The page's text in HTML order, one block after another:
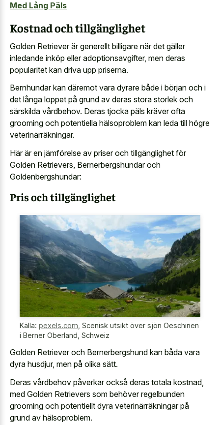
Med Lång Päls
Kostnad och tillgänglighet
Golden Retriever är generellt billigare när det gäller
inledande inköp eller adoptionsavgifter, men deras
popularitet kan driva upp priserna.
Bernhundar kan däremot vara dyrare både i början och i
det långa loppet på grund av deras stora storlek och
särskilda vårdbehov. Deras tjocka päls kräver ofta
grooming och potentiella hälsoproblem kan leda till högre
veterinärräkningar.
Här är en jämförelse av priser och tillgänglighet för
Golden Retrievers, Bernerbergshundar och
Goldenbergshundar:
Pris och tillgänglighet
Källa: pexels.com Scenisk utsikt över sjön Oeschinen
i Berner Oberland, Schweiz
Golden Retriever och Bernerbergshund kan båda vara
dyra husdjur, men på olika sätt.
Deras vårdbehov påverkar också deras totala kostnad,
med Golden Retrievers som behöver regelbunden
grooming och potentiellt dyra veterinärräkningar på
grund av hälsoproblem.